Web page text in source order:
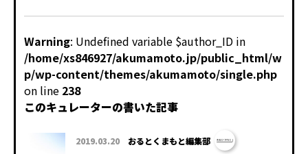
Warning: Undefined variable $author_ID in
/home/xs846927/akumamoto.jp/public_html/w
p/wp-content/themes/akumamoto/single.php
on line 238
このキュレーターの書いた記事
2019.03.20 おるとくまもと編集部